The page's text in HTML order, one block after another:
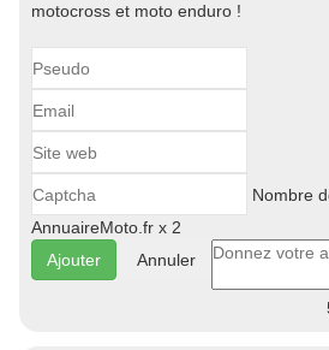
motocross et moto enduro !
Nombre
AnnuaireMoto.fr x 2
Annuler